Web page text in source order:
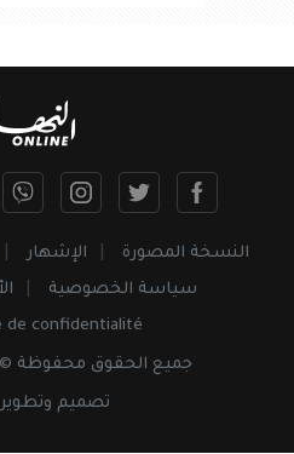
النسخة المصورة الإشهار
سياسة الخصوصية
de confidentialité
جميع الحقوق محفوظة © 2026 النهار أونلاين
تصميم وتطوير